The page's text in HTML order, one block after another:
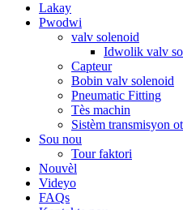
Lakay
Pwodwi
valv solenoid
Idwolik valv
Capteur
Bobin valv solenoid
Pneumatic Fitting
Tès machin
Sistèm transmisyon
Sou nou
Tour faktori
Nouvèl
Videyo
FAQs